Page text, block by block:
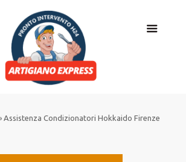
Assistenza Condizionatori Hokkaido Firenze